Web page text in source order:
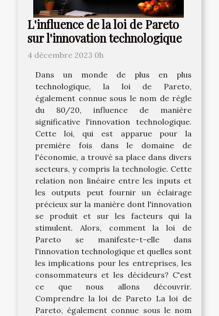
L'influence de la loi de Pareto
sur l'innovation technologique
4 décembre 2023 0h
Dans un monde de plus en plus
technologique, la loi de Pareto,
également connue sous le nom de règle
du 80/20, influence de manière
significative l'innovation technologique.
Cette loi, qui est apparue pour la
première fois dans le domaine de
l'économie, a trouvé sa place dans divers
secteurs, y compris la technologie. Cette
relation non linéaire entre les inputs et
les outputs peut fournir un éclairage
précieux sur la manière dont l'innovation
se produit et sur les facteurs qui la
stimulent. Alors, comment la loi de
Pareto se manifeste-t-elle dans
l'innovation technologique et quelles sont
les implications pour les entreprises, les
consommateurs et les décideurs? C'est
ce que nous allons découvrir.
Comprendre la loi de Pareto La loi de
Pareto, également connue sous le nom